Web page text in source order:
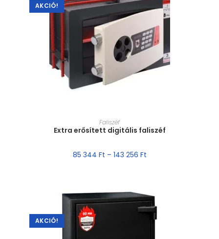
AKCIÓ!
MÉRET VÁLASZTÁSA
Faliszéf
Extra erősített digitális faliszéf
85 344 Ft – 143 256 Ft
AKCIÓ!